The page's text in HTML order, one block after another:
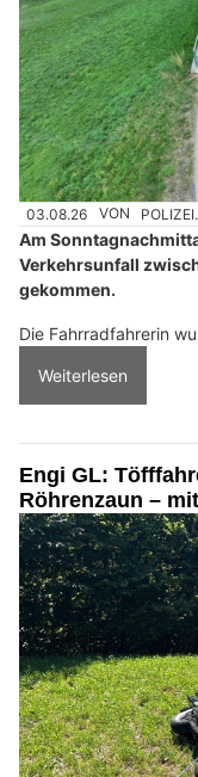
03.08.26 VON
Am
Verkehrsunfall
gekommen.
Die Fahrradfahrerin
Weiterlesen
Engi GL:
Röhrenzaun –